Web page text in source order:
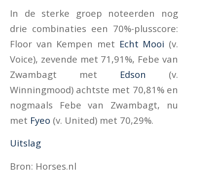
In de sterke groep noteerden nog
drie combinaties een 70%-plusscore:
Floor van Kempen met Echt Mooi (v.
Voice), zevende met 71,91%, Febe van
Zwambagt met Edson (v.
Winningmood) achtste met 70,81% en
nogmaals Febe van Zwambagt, nu
met Fyeo (v. United) met 70,29%.
Uitslag
Bron: Horses.nl